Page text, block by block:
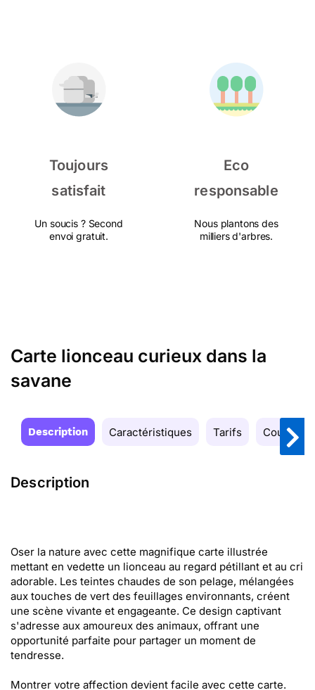
Toujours
satisfait
Un soucis ? Second
envoi gratuit.
Eco
responsable
Nous plantons des
milliers d'arbres.
Carte lionceau curieux dans la
savane
Description Caractéristiques Tarifs Couleurs
Description
Oser la nature avec cette magnifique carte illustrée
mettant en vedette un lionceau au regard pétillant et au cri
adorable. Les teintes chaudes de son pelage, mélangées
aux touches de vert des feuillages environnants, créent
une scène vivante et engageante. Ce design captivant
s'adresse aux amoureux des animaux, offrant une
opportunité parfaite pour partager un moment de
tendresse.
Montrer votre affection devient facile avec cette carte.